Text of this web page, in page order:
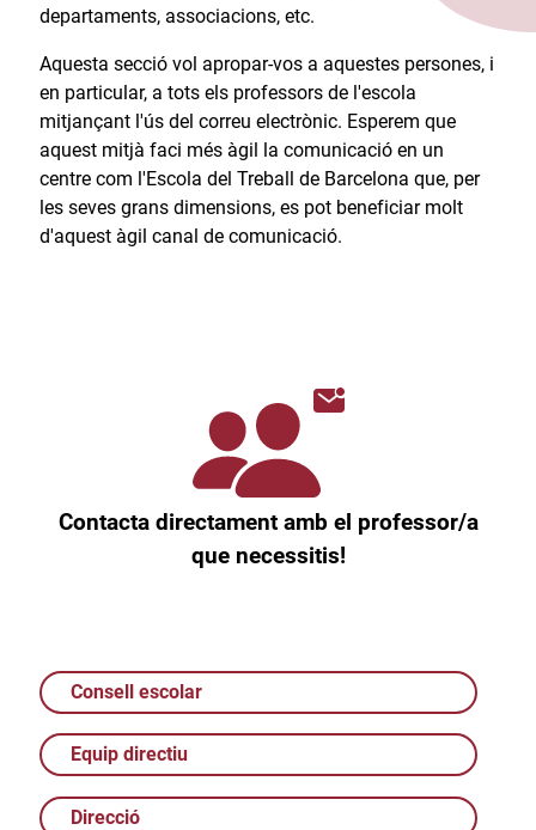
departaments, associacions, etc.​
Aquesta secció vol apropar-vos a aquestes persones, i
en particular, a tots els professors de l'escola
mitjançant l'ús del correu electrònic. Esperem que
aquest mitjà faci més àgil la comunicació en un
centre com l'Escola del Treball de Barcelona que, per
les seves grans dimensions, es pot beneficiar molt
d'aquest àgil canal de comunicació.​
Contacta directament amb el professor/a
que necessitis!
Consell escolar
Equip directiu
Direcció